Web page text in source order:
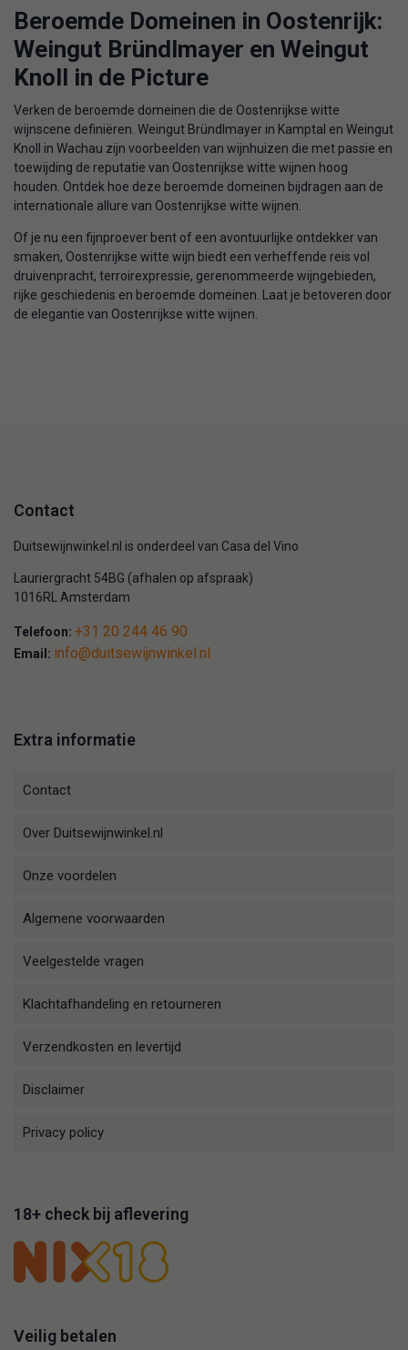
Beroemde Domeinen in Oostenrijk:
Weingut Bründlmayer en Weingut
Knoll in de Picture
Verken de beroemde domeinen die de Oostenrijkse witte
wijnscene definiëren. Weingut Bründlmayer in Kamptal en Weingut
Knoll in Wachau zijn voorbeelden van wijnhuizen die met passie en
toewijding de reputatie van Oostenrijkse witte wijnen hoog
houden. Ontdek hoe deze beroemde domeinen bijdragen aan de
internationale allure van Oostenrijkse witte wijnen.
Of je nu een fijnproever bent of een avontuurlijke ontdekker van
smaken, Oostenrijkse witte wijn biedt een verheffende reis vol
druivenpracht, terroirexpressie, gerenommeerde wijngebieden,
rijke geschiedenis en beroemde domeinen. Laat je betoveren door
de elegantie van Oostenrijkse witte wijnen.
Contact
Duitsewijnwinkel.nl is onderdeel van Casa del Vino
Lauriergracht 54BG (afhalen op afspraak)
1016RL Amsterdam
Telefoon: +31 20 244 46 90
Email: info@duitsewijnwinkel.nl
Extra informatie
Contact
Over Duitsewijnwinkel.nl
Onze voordelen
Algemene voorwaarden
Veelgestelde vragen
Klachtafhandeling en retourneren
Verzendkosten en levertijd
Disclaimer
Privacy policy
18+ check bij aflevering
Veilig betalen